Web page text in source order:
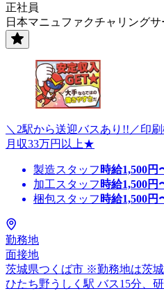
正社員
日本マニュファクチャリングサ
＼2駅から送迎バスあり!!／印
月収33万円以上★
製造スタッフ 時給1,500円
加工スタッフ 時給1,500円
梱包スタッフ 時給1,500円
勤務地
面接地
茨城県つくば市 ※勤務地は茨
ひたち野うしく駅 バス15分、